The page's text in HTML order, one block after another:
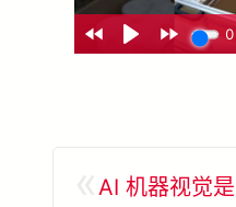
AI 机器视觉